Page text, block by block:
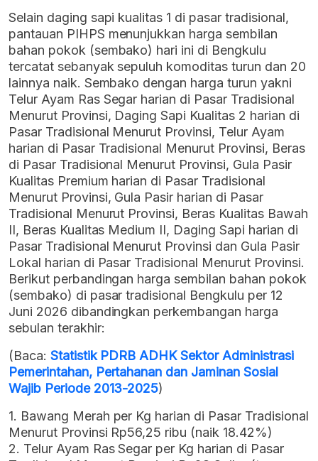
Selain daging sapi kualitas 1 di pasar tradisional,
pantauan PIHPS menunjukkan harga sembilan
bahan pokok (sembako) hari ini di Bengkulu
tercatat sebanyak sepuluh komoditas turun dan 20
lainnya naik. Sembako dengan harga turun yakni
Telur Ayam Ras Segar harian di Pasar Tradisional
Menurut Provinsi, Daging Sapi Kualitas 2 harian di
Pasar Tradisional Menurut Provinsi, Telur Ayam
harian di Pasar Tradisional Menurut Provinsi, Beras
di Pasar Tradisional Menurut Provinsi, Gula Pasir
Kualitas Premium harian di Pasar Tradisional
Menurut Provinsi, Gula Pasir harian di Pasar
Tradisional Menurut Provinsi, Beras Kualitas Bawah
II, Beras Kualitas Medium II, Daging Sapi harian di
Pasar Tradisional Menurut Provinsi dan Gula Pasir
Lokal harian di Pasar Tradisional Menurut Provinsi.
Berikut perbandingan harga sembilan bahan pokok
(sembako) di pasar tradisional Bengkulu per 12
Juni 2026 dibandingkan perkembangan harga
sebulan terakhir:
(Baca: Statistik PDRB ADHK Sektor Administrasi
Pemerintahan, Pertahanan dan Jaminan Sosial
Wajib Periode 2013-2025)
1. Bawang Merah per Kg harian di Pasar Tradisional
Menurut Provinsi Rp56,25 ribu (naik 18.42%)
2. Telur Ayam Ras Segar per Kg harian di Pasar